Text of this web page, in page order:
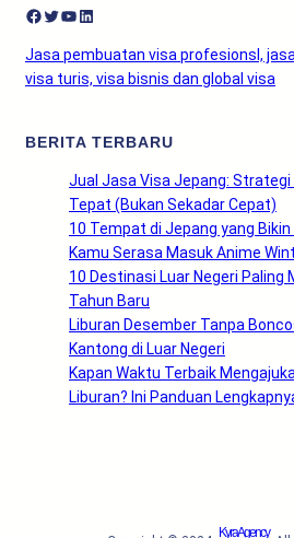
Facebook Twitter YouTube LinkedIn
Jasa pembuatan visa profesionsl,
visa turis, visa bisnis dan global visa
BERITA TERBARU
Jual Jasa Visa Jepang:
Tepat (Bukan Sekadar Cepat)
10 Tempat di Jepang yang
Kamu Serasa Masuk Anime
10 Destinasi Luar Negeri Paling
Tahun Baru
Liburan Desember Tanpa
Kantong di Luar Negeri
Kapan Waktu Terbaik
Liburan? Ini Panduan
Kyra Agency